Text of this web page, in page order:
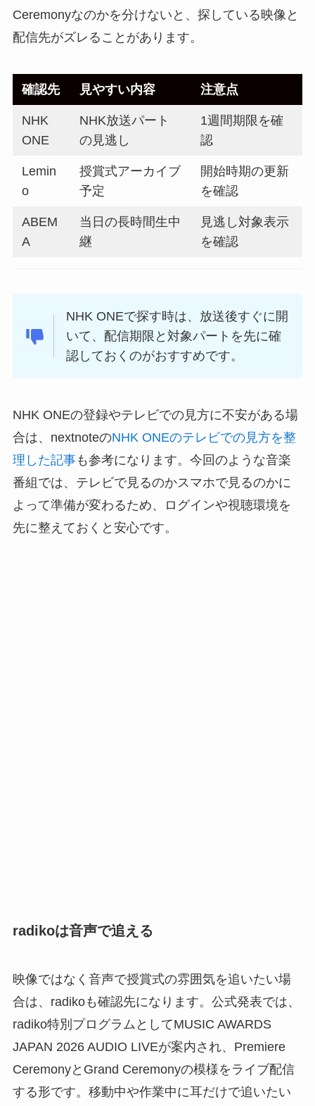
Ceremonyなのかを分けないと、探している映像と
配信先がズレることがあります。
確認先 見やすい内容 注意点
NHK
ONE
NHK放送パート
の見逃し
1週間期限を確
認
Lemin
o
授賞式アーカイブ
予定
開始時期の更新
を確認
ABEM
A
当日の長時間生中
継
見逃し対象表示
を確認
NHK ONEで探す時は、放送後すぐに開
いて、配信期限と対象パートを先に確
認しておくのがおすすめです。
NHK ONEの登録やテレビでの見方に不安がある場
合は、nextnoteのNHK ONEのテレビでの見方を整
理した記事も参考になります。今回のような音楽
番組では、テレビで見るのかスマホで見るのかに
よって準備が変わるため、ログインや視聴環境を
先に整えておくと安心です。
radikoは音声で追える
映像ではなく音声で授賞式の雰囲気を追いたい場
合は、radikoも確認先になります。公式発表では、
radiko特別プログラムとしてMUSIC AWARDS
JAPAN 2026 AUDIO LIVEが案内され、Premiere
CeremonyとGrand Ceremonyの模様をライブ配信
する形です。移動中や作業中に耳だけで追いたい